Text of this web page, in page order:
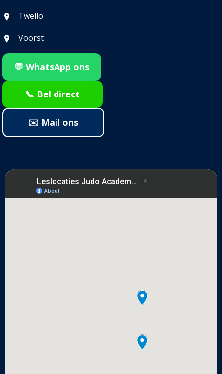
Twello
Voorst
💬 WhatsApp ons
📞 Bel direct
✉️ Mail ons